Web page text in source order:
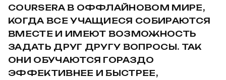
COURSERA В ОФФЛАЙНОВОМ МИРЕ,
КОГДА ВСЕ УЧАЩИЕСЯ СОБИРАЮТСЯ
ВМЕСТЕ И ИМЕЮТ ВОЗМОЖНОСТЬ
ЗАДАТЬ ДРУГ ДРУГУ ВОПРОСЫ. ТАК
ОНИ ОБУЧАЮТСЯ ГОРАЗДО
ЭФФЕКТИВНЕЕ И БЫСТРЕЕ,